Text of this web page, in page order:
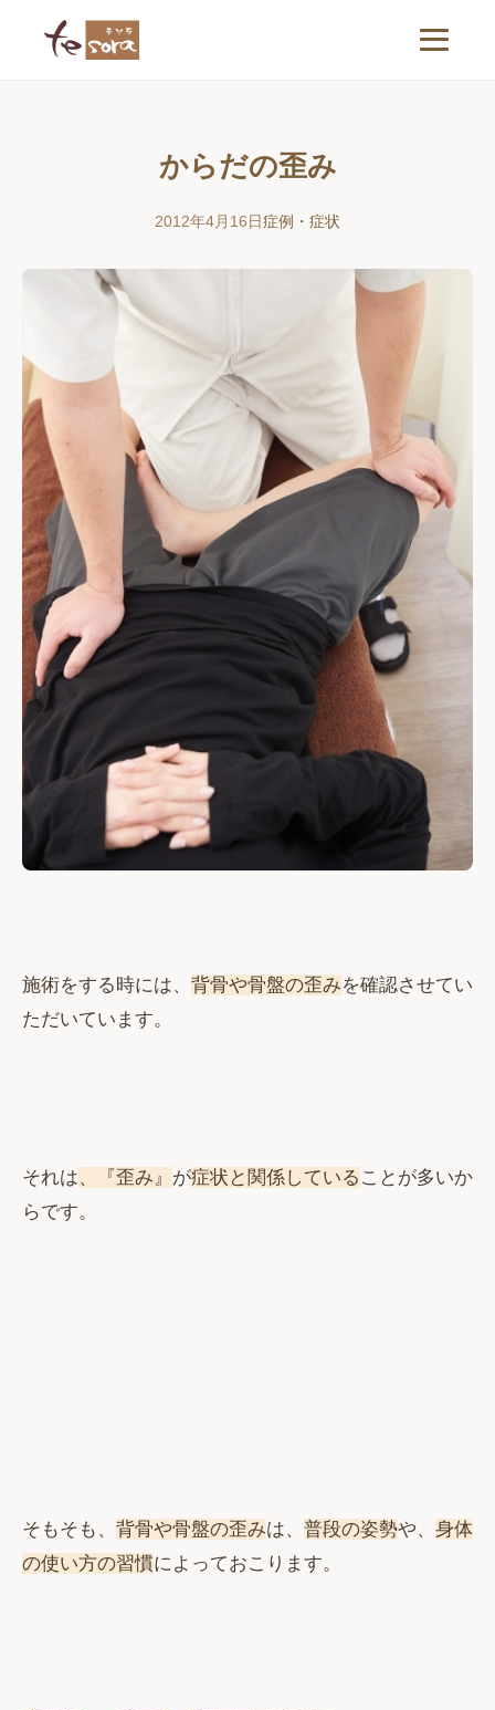
からだの歪み
2012年4月16日症例・症状
施術をする時には、 背骨や骨盤の歪みを確認させてい
ただいています。
それは、『歪み』 が症状と関係している ことが多いか
らです。
そもそも、 背骨や骨盤の歪みは、 普段の姿勢や、 身体
の使い方の習慣によっておこります。